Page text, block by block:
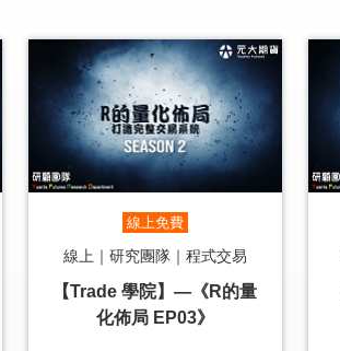
線上免費
線上｜研究團隊｜程式交易
【Trade 學院】—《R的量
化佈局 EP03》